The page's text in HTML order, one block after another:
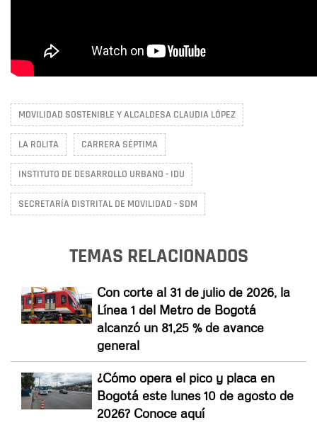
MOVILIDAD SOSTENIBLE Y ALCALDESA CLAUDIA LÓPEZ
LA ROLITA CARRERA SÉPTIMA
INSTITUTO DE DESARROLLO URBANO - IDU
SECRETARÍA DISTRITAL DE MOVILIDAD - SDM
TEMAS RELACIONADOS
Con corte al 31 de julio de 2026, la
Línea 1 del Metro de Bogotá
alcanzó un 81,25 % de avance
general
¿Cómo opera el pico y placa en
Bogotá este lunes 10 de agosto de
2026? Conoce aquí